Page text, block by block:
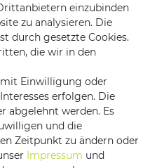
einzubinden
zu analysieren. Die
durch gesetzte Cookies.
die wir in den
Einwilligung oder
erfolgen. Die
abgelehnt werden. Es
und die
Zeitpunkt zu ändern oder
Impressum und